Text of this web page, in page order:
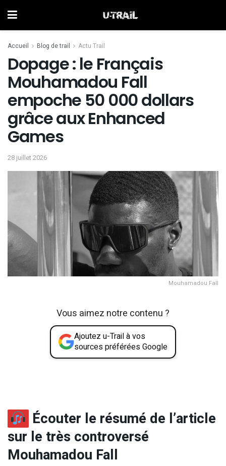
Accueil Blog de trail Actu Trail
Dopage : le Français
Mouhamadou Fall
empoche 50 000 dollars
grâce aux Enhanced
Games
28 juillet 2026
Mouhamadou Fall
Vous aimez notre contenu ?
Ajoutez u-Trail à vos
sources préférées Google
Écouter le résumé de l’article
sur le très controversé
Mouhamadou Fall